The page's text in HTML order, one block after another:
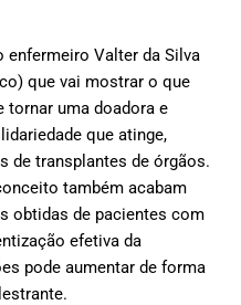
Valter da Silva
que vai mostrar o que
tornar uma doadora e
que atinge,
de transplantes de órgãos.
também acabam
obtidas de pacientes com
efetiva da
pode aumentar de forma